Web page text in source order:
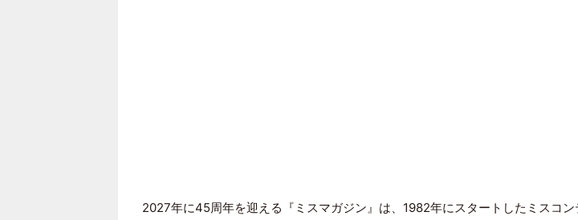
2027年に45周年を迎える『 ミスマガジン』は、1982年にスタートしたミスコン